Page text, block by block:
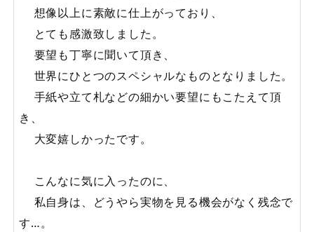
想像以上に素敵に仕上がっており、
とても感激致しました。
要望も丁寧に聞いて頂き、
世界にひとつのスペシャルなものとなりました。
手紙や立て札などの細かい要望にもこたえて頂
き、
大変嬉しかったです。
こんなに気に入ったのに、
私自身は、どうやら実物を見る機会がなく残念で
す…。